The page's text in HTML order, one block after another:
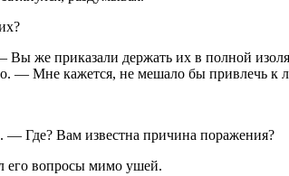
Вы же приказали держать их в полной
— Мне кажется, не мешало бы привлечь к
— Где? Вам известна причина поражения?
его вопросы мимо ушей.